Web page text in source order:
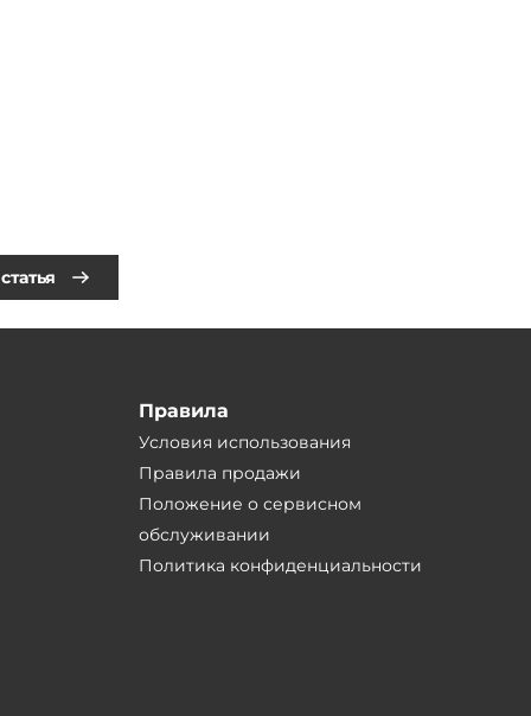
Правила
Условия использования
Правила продажи
Положение о сервисном
обслуживании
Политика конфиденциальности